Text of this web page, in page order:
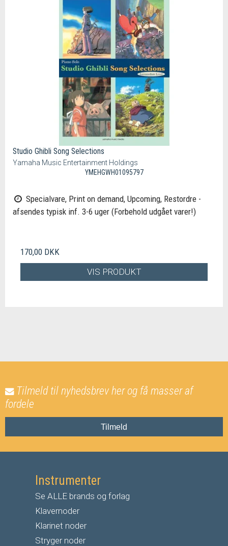
Studio Ghibli Song Selections
Yamaha Music Entertainment Holdings
YMEHGWH01095797
Specialvare, Print on demand, Upcoming, Restordre -
afsendes typisk inf. 3-6 uger (Forbehold udgået varer!)
170,00 DKK
VIS PRODUKT
Tilmeld til nyhedsbrev her og få masser af
fordele
Tilmeld
Instrumenter
Se ALLE brands og forlag
Klavernoder
Klarinet noder
Stryger noder